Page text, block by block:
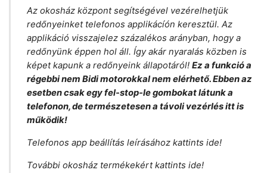
Az okosház központ segítségével vezérelhetjük
redőnyeinket telefonos applikácíón keresztül. Az
applikáció visszajelez százalékos arányban, hogy a
redőnyünk éppen hol áll. Így akár nyaralás közben is
képet kapunk a redőnyeink állapotáról! Ez a funkció a
régebbi nem Bidi motorokkal nem elérhető. Ebben az
esetben csak egy fel-stop-le gombokat látunk a
telefonon, de természetesen a távoli vezérlés itt is
működik!
Telefonos app beállítás leírásához kattints ide!
További okosház termékekért kattints ide!